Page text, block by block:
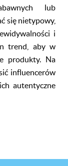
lub
się nietypowy,
i
trend, aby w
produkty. Na
influencerów
autentyczne